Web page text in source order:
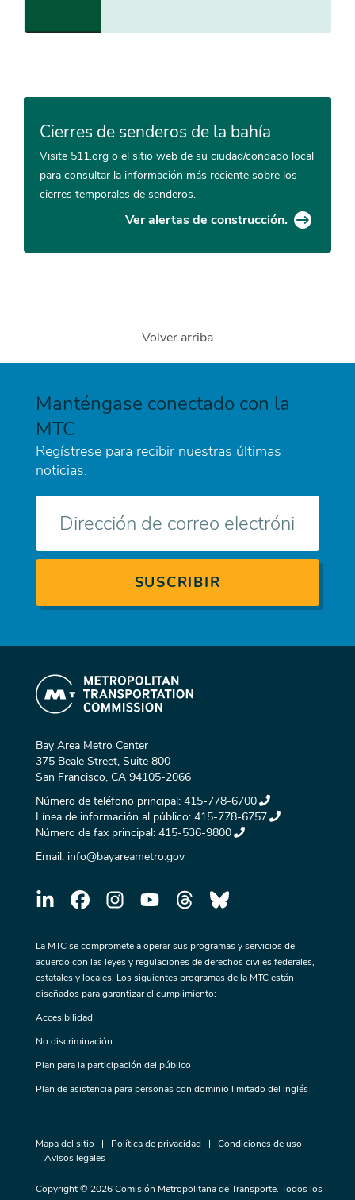
Cierres de senderos de la bahía
Visite 511.org o el sitio web de su ciudad/condado local
para consultar la información más reciente sobre los
cierres temporales de senderos.
Ver alertas de construcción.
Volver arriba
Manténgase conectado con la
MTC
Regístrese para recibir nuestras últimas
noticias.
electrónico
Bay Area Metro Center
375 Beale Street, Suite 800
San Francisco, CA 94105-2066
Número de teléfono principal: 415-778-6700
Línea de información al público: 415-778-6757
Número de fax principal: 415-536-9800
Email: info@bayareametro.gov
La MTC se compromete a operar sus programas y servicios de
acuerdo con las leyes y regulaciones de derechos civiles federales,
estatales y locales. Los siguientes programas de la MTC están
diseñados para garantizar el cumplimiento:
Accesibilidad
No discriminación
Plan para la participación del público
Plan de asistencia para personas con dominio limitado del inglés
Mapa del sitio Política de privacidad
Condiciones de uso
Avisos legales
Copyright © 2026 Comisión Metropolitana de Transporte. Todos los